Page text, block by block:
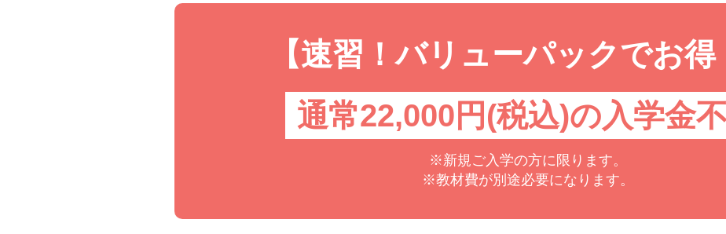
【速習！バリューパックでお得
通常22,000円(税込)の入学金
※新規ご入学の方に限ります。
※教材費が別途必要になります。